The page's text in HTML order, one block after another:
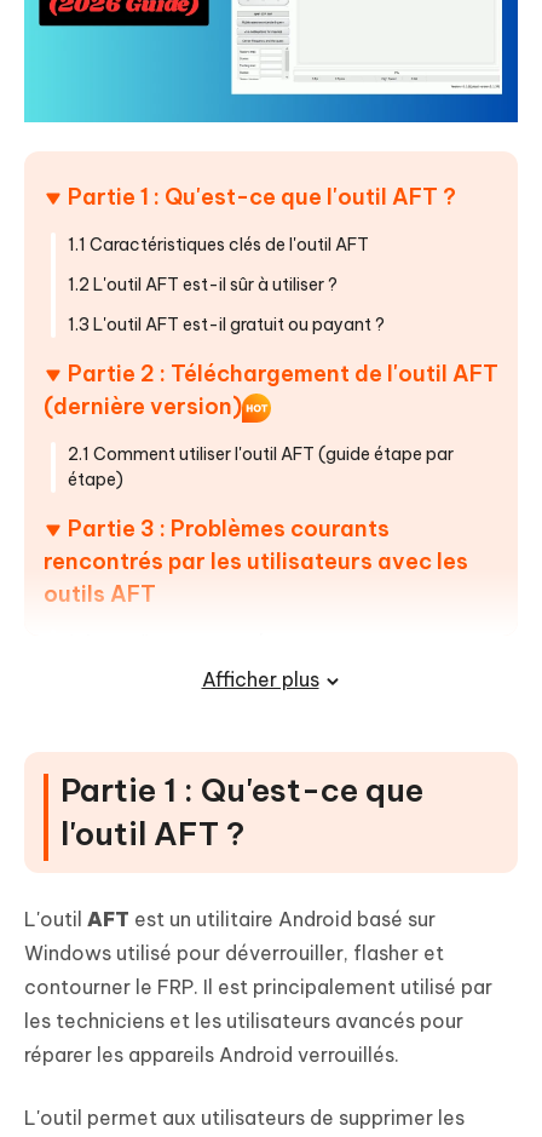
Partie 1 : Qu'est-ce que l'outil AFT ?
1.1 Caractéristiques clés de l'outil AFT
1.2 L'outil AFT est-il sûr à utiliser ?
1.3 L'outil AFT est-il gratuit ou payant ?
Partie 2 : Téléchargement de l'outil AFT
(dernière version)
2.1 Comment utiliser l'outil AFT (guide étape par
étape)
Partie 3 : Problèmes courants
rencontrés par les utilisateurs avec les
outils AFT
2. Erreurs d'authentification
5. Support limité des appareils
Partie 4 : Meilleure alternative --
Partie 5 : Outil AFT vs 4uKey pour
Android (tableau comparatif)
FAQ sur l'outil AFT
Afficher plus
Partie 1 : Qu'est-ce que
l'outil AFT ?
L'outil AFT est un utilitaire Android basé sur
Windows utilisé pour déverrouiller, flasher et
contourner le FRP. Il est principalement utilisé par
les techniciens et les utilisateurs avancés pour
réparer les appareils Android verrouillés.
L'outil permet aux utilisateurs de supprimer les